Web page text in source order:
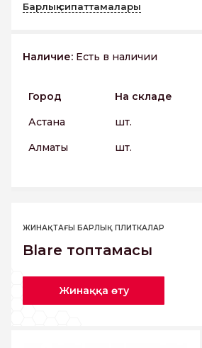
Барлық сипаттамалары
Наличие: Есть в наличии
Город На складе
Астана
шт.
Алматы
шт.
ЖИНАҚТАҒЫ БАРЛЫҚ ПЛИТКАЛАР
Blare топтамасы
Жинаққа өту